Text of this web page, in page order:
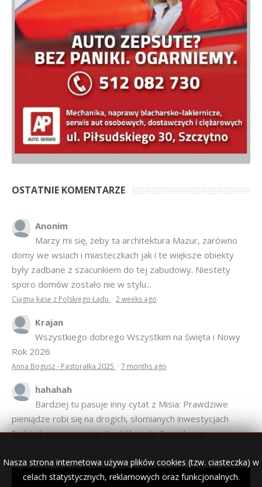
OSTATNIE KOMENTARZE
Anonim
Marzy mi się, żeby ta architektura Mazur, zarówno
domy we wsiach i miasteczkach jak i te większe obiekty
były zadbane z szacunkiem do tej zabudowy. Niestety
sporo domów zostało nie w stylu...
Ciągną kasę z Polskiego Ładu · 2 weeks ago
Krajan
Wszystkiego dobrego Wszystkim na święta i Nowy
Rok 2026
Anna Bogusz - Pastorałka 2025 · 7 months ago
hahahah
Bardziej tu pasuje inny cytat z Misia: Prawdziwe
pieniądze robi się na drogich, słomianych inwestycjach
Podpisali umowę na wieżę - Kurek Mazurski·7 months ago
Nasza strona internetowa używa plików cookies (tzw. ciasteczka) w
celach statystycznych, reklamowych oraz funkcjonalnych.